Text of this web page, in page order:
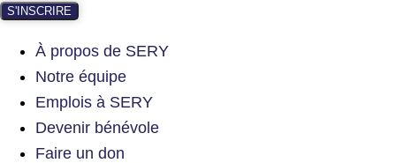
S'INSCRIRE
À propos de SERY
Notre équipe
Emplois à SERY
Devenir bénévole
Faire un don